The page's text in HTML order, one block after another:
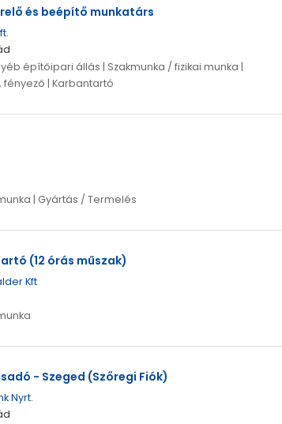
és beépítő munkatárs
építőipari állás | Szakmunka / fizikai munka |
fényező | Karbantartó
| Gyártás / Termelés
(12 órás műszak)
Kft
- Szeged (Szőregi Fiók)
Nyrt.